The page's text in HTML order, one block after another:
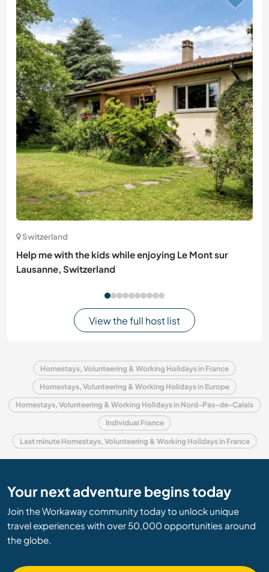
Switzerland
Help me with the kids while enjoying Le Mont sur
Lausanne, Switzerland
View the full host list
Homestays, Volunteering & Working Holidays in France
Homestays, Volunteering & Working Holidays in Europe
Homestays, Volunteering & Working Holidays in Nord-Pas-de-Calais
Individual France
Last minute Homestays, Volunteering & Working Holidays in France
Your next adventure begins today
Join the Workaway community today to unlock unique
travel experiences with over 50,000 opportunities around
the globe.